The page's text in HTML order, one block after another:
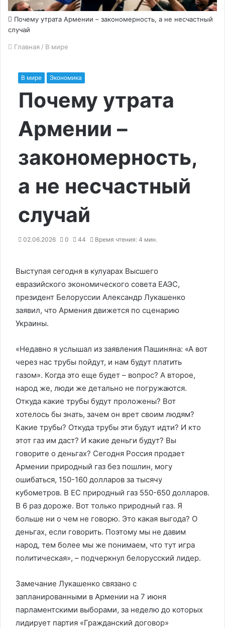
Почему утрата Армении – закономерность, а не несчастный
случай
Главная / В мире
В мире Экономика
Почему утрата
Армении –
закономерность,
а не несчастный
случай
02.06.2026 0 44 Время чтения: 4 мин.
Выступая сегодня в кулуарах Высшего
евразийского экономического совета ЕАЭС,
президент Белоруссии Александр Лукашенко
заявил, что Армения движется по сценарию
Украины.
«Недавно я услышал из заявления Пашиняна: «А вот
через нас трубы пойдут, и нам будут платить
газом». Когда это еще будет – вопрос? А второе,
народ же, люди же детально не погружаются.
Откуда какие трубы будут проложены? Вот
хотелось бы знать, зачем он врет своим людям?
Какие трубы? Откуда трубы эти будут идти? И кто
этот газ им даст? И какие деньги будут? Вы
говорите о деньгах? Сегодня Россия продает
Армении природный газ без пошлин, могу
ошибаться, 150-160 долларов за тысячу
кубометров. В ЕС природный газ 550-650 долларов.
В 6 раз дороже. Вот только природный газ. Я
больше ни о чем не говорю. Это какая выгода? О
деньгах, если говорить. Поэтому мы не давим
народ, тем более мы же понимаем, что тут игра
политическая», – подчеркнул белорусский лидер.
Замечание Лукашенко связано с
запланированными в Армении на 7 июня
парламентскими выборами, за неделю до которых
лидирует партия «Гражданский договор»